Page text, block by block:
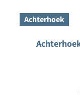
Achterhoek